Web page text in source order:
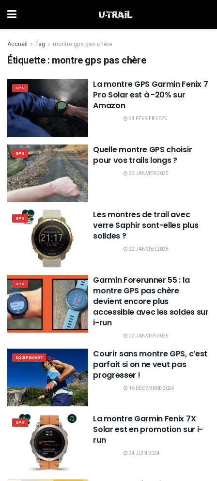
Accueil Tag montre gps pas chère
Étiquette : montre gps pas chère
GPS
La montre GPS Garmin Fenix 7
Pro Solar est à -20% sur
Amazon
24 FÉVRIER 2025
GPS
Quelle montre GPS choisir
pour vos trails longs ?
23 JANVIER 2025
GPS
Les montres de trail avec
verre Saphir sont-elles plus
solides ?
22 JANVIER 2025
GPS
Garmin Forerunner 55 : la
montre GPS pas chère
devient encore plus
accessible avec les soldes sur
i-run
22 JANVIER 2025
EQUIPEMENT
Courir sans montre GPS, c’est
parfait si on ne veut pas
progresser !
16 DÉCEMBRE 2024
GPS
La montre Garmin Fenix 7X
Solar est en promotion sur i-
run
24 JUIN 2024